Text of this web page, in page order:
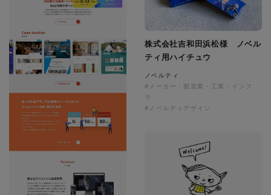
株式会社吉和田浜松様 ノベル
ティ用ハイチュウ
ノベルティ
#メーカー・製造業・工業・インフ
ラ
#ノベルティデザイン